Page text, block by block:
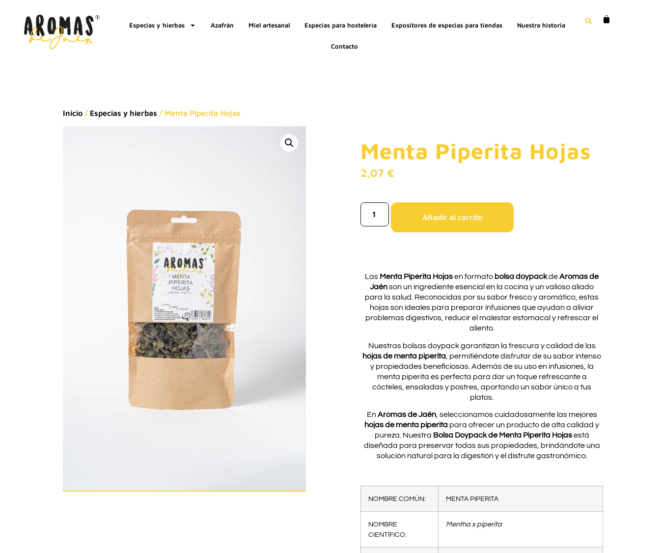
Especias y hierbas Azafrán Miel artesanal Especias para hostelería Expositores de especias para tiendas Nuestra historia
Contacto
Inicio/ Especias y hierbas / Menta Piperita Hojas
Menta Piperita Hojas
2,07 €
Añadir al carrito
Las Menta Piperita Hojasen formato bolsa doypackdeAromas de
Jaénson un ingrediente esencial en la cocina y un valioso aliado
para la salud. Reconocidas por su sabor fresco y aromático, estas
hojas son ideales para preparar infusiones que ayudan a aliviar
problemas digestivos, reducir el malestar estomacal y refrescar el
aliento.
Nuestras bolsas doypack garantizan la frescura y calidad de las
hojas de menta piperita , permitiéndote disfrutar de su sabor intenso
y propiedades beneficiosas. Además de su uso en infusiones, la
menta piperita es perfecta para dar un toque refrescante a
cócteles, ensaladas y postres, aportando un sabor único a tus
platos.
EnAromas de Jaén, seleccionamos cuidadosamente las mejores
hojas de menta piperita para ofrecer un producto de alta calidad y
pureza. Nuestra Bolsa Doypack de Menta Piperita Hojasestá
diseñada para preservar todas sus propiedades, brindándote una
solución natural para la digestión y el disfrute gastronómico.
NOMBRE COMÚN: MENTA PIPERITA
NOMBRE
CIENTÍFICO:
Mentha x piperita